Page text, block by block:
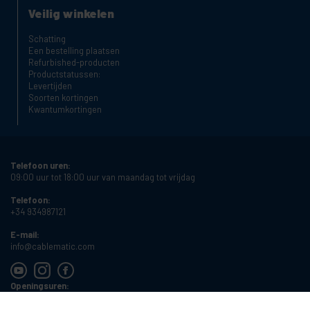
Veilig winkelen
Schatting
Een bestelling plaatsen
Refurbished-producten
Productstatussen:
Levertijden
Soorten kortingen
Kwantumkortingen
Telefoon uren:
09:00 uur tot 18:00 uur van maandag tot vrijdag
Telefoon:
+34 934987121
E-mail:
info@cablematic.com
Openingsuren: